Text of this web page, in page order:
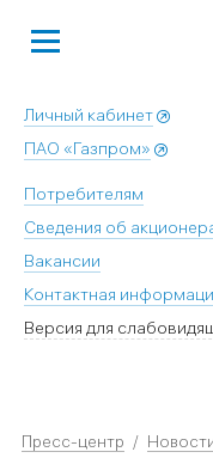
Личный кабинет
ПАО «Газпром»
Потребителям
Сведения об
Вакансии
Контактная
Версия для
Пресс-центр